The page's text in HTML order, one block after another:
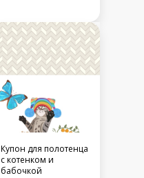
Купон для полотенца
с котенком и
бабочкой